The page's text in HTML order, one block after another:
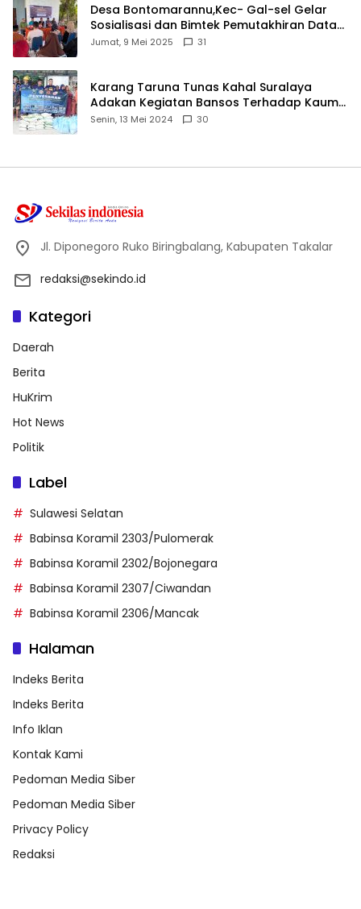
Desa Bontomarannu,Kec- Gal-sel Gelar
Sosialisasi dan Bimtek Pemutakhiran Data
ID
Jumat, 9 Mei 2025 31
Karang Taruna Tunas Kahal Suralaya
Adakan Kegiatan Bansos Terhadap Kaum
Dhuafa dan Anak Yatim-Piatu
Senin, 13 Mei 2024 30
Jl. Diponegoro Ruko Biringbalang, Kabupaten Takalar
redaksi@sekindo.id
Kategori
Daerah
Berita
HuKrim
Hot News
Politik
Label
Sulawesi Selatan
Babinsa Koramil 2303/Pulomerak
Babinsa Koramil 2302/Bojonegara
Babinsa Koramil 2307/Ciwandan
Babinsa Koramil 2306/Mancak
Halaman
Indeks Berita
Indeks Berita
Info Iklan
Kontak Kami
Pedoman Media Siber
Pedoman Media Siber
Privacy Policy
Redaksi